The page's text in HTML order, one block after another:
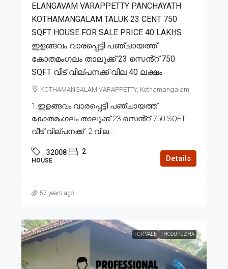
ELANGAVAM VARAPPETTY PANCHAYATH
KOTHAMANGALAM TALUK 23 CENT 750
SQFT HOUSE FOR SALE PRICE 40 LAKHS
ഇളങ്ങവം വാരപ്പെട്ടി പഞ്ചായത്ത്
കോതമംഗലം താലൂക്ക് 23 സെൻ്റ് 750
SQFT വീട് വില്പനക്ക് വില 40 ലക്ഷം
KOTHAMANGALAM,VARAPPETTY, Kothamangalam
1.ഇളങ്ങവം വാരപ്പെട്ടി പഞ്ചായത്ത്
കോതമംഗലം താലൂക്ക് 23 സെൻ്റ് 750 SQFT
വീട് വില്പനക്ക്. 2.വില...
32008 2
HOUSE Details
57 years ago
FOR SALE THODUPUZHA